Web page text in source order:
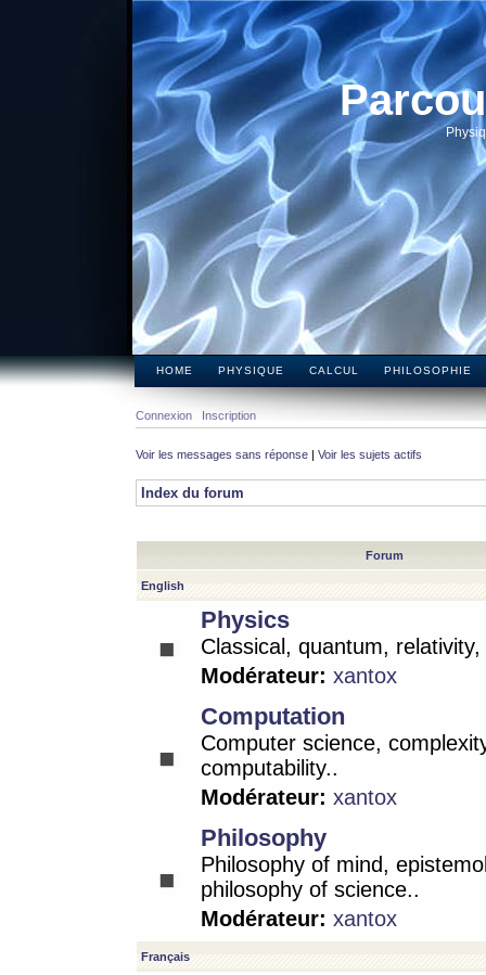
HOME PHYSIQUE CALCUL PHILOSOPHIE
Connexion Inscription
Voir les messages sans réponse | Voir les sujets actifs
Index du forum
Forum
English
Physics
Classical, quantum,
Modérateur: xantox
Computation
Computer science,
computability..
Modérateur: xantox
Philosophy
Philosophy of mind,
philosophy of science..
Modérateur: xantox
Français